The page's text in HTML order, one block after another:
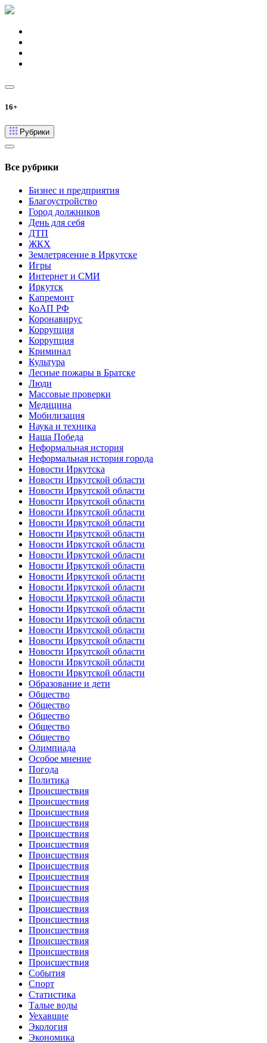
16+
Рубрики
Все рубрики
Бизнес и предприятия
Благоустройство
Город должников
День для себя
ДТП
ЖКХ
Землетрясение в Иркутске
Игры
Интернет и СМИ
Иркутск
Капремонт
КоАП РФ
Коронавирус
Коррупция
Коррупция
Криминал
Культура
Лесные пожары в Братске
Люди
Массовые проверки
Медицина
Мобилизация
Наука и техника
Наша Победа
Неформальная история
Неформальная история города
Новости Иркутска
Новости Иркутской области
Новости Иркутской области
Новости Иркутской области
Новости Иркутской области
Новости Иркутской области
Новости Иркутской области
Новости Иркутской области
Новости Иркутской области
Новости Иркутской области
Новости Иркутской области
Новости Иркутской области
Новости Иркутской области
Новости Иркутской области
Новости Иркутской области
Новости Иркутской области
Новости Иркутской области
Новости Иркутской области
Новости Иркутской области
Новости Иркутской области
Образование и дети
Общество
Общество
Общество
Общество
Общество
Олимпиада
Особое мнение
Погода
Политика
Происшествия
Происшествия
Происшествия
Происшествия
Происшествия
Происшествия
Происшествия
Происшествия
Происшествия
Происшествия
Происшествия
Происшествия
Происшествия
Происшествия
Происшествия
Происшествия
Происшествия
События
Спорт
Статистика
Талые воды
Уехавшие
Экология
Экономика